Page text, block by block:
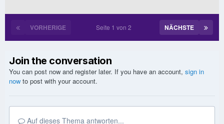
VORHERIGE NÄCHSTE
Seite 1 von 2
Join the conversation
You can post now and register later. If you have an account, sign in
now to post with your account.
Auf dieses Thema antworten...